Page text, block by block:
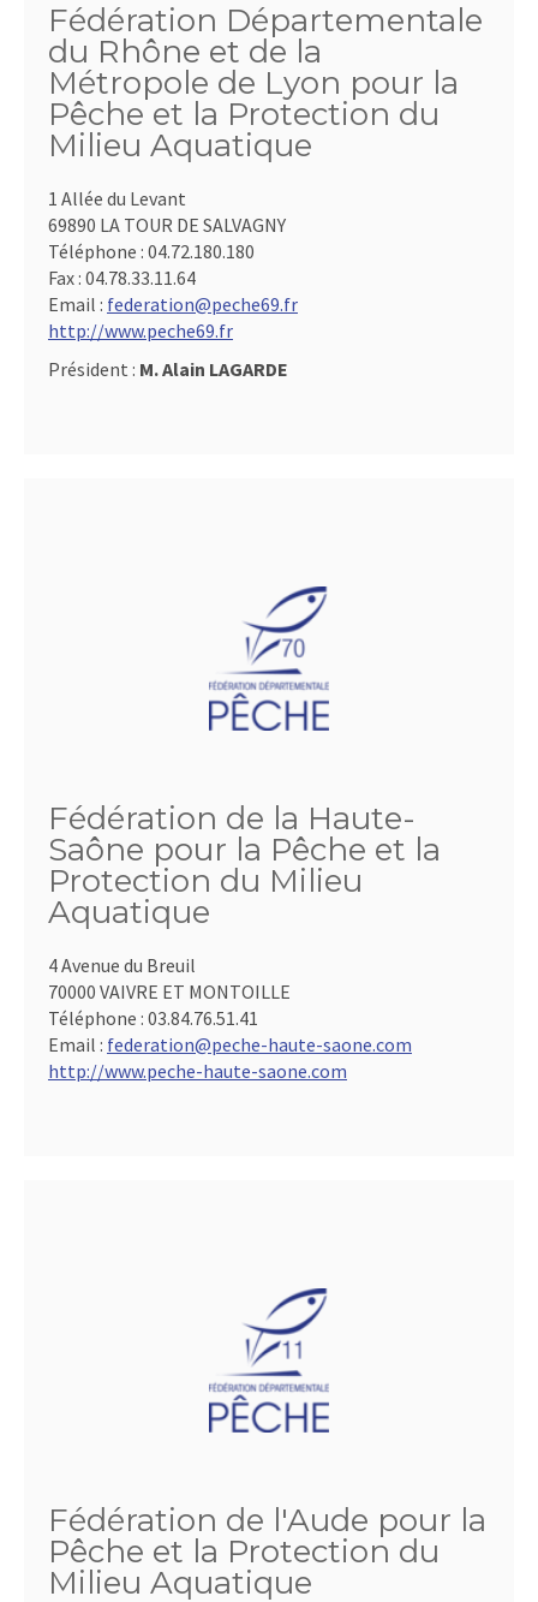
Fédération Départementale
du Rhône et de la
Métropole de Lyon pour la
Pêche et la Protection du
Milieu Aquatique
1 Allée du Levant
69890 LA TOUR DE SALVAGNY
Téléphone : 04.72.180.180
Fax : 04.78.33.11.64
Email : federation@peche69.fr
http://www.peche69.fr
Président : M. Alain LAGARDE
Fédération de la Haute-
Saône pour la Pêche et la
Protection du Milieu
Aquatique
4 Avenue du Breuil
70000 VAIVRE ET MONTOILLE
Téléphone : 03.84.76.51.41
Email : federation@peche-haute-saone.com
http://www.peche-haute-saone.com
Fédération de l'Aude pour la
Pêche et la Protection du
Milieu Aquatique